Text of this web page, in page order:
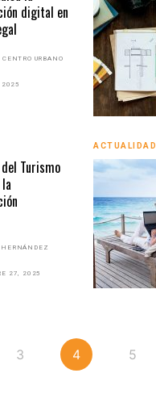
digital en
CENTRO URBANO
2025
Turismo
27, 2025
ACTUALIDAD
3 4 5